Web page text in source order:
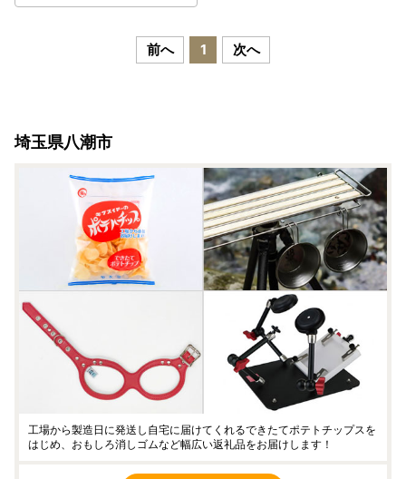
前へ 1 次へ
埼玉県八潮市
工場から製造日に発送し自宅に届けてくれるできたてポテトチップスを
はじめ、おもしろ消しゴムなど幅広い返礼品をお届けします！